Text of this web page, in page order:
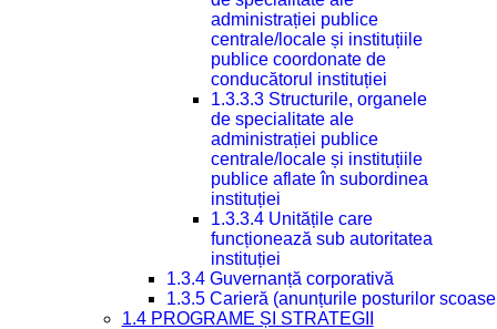
administrației publice
centrale/locale și instituțiile
publice coordonate de
conducătorul instituției
1.3.3.3 Structurile, organele
de specialitate ale
administrației publice
centrale/locale și instituțiile
publice aflate în subordinea
instituției
1.3.3.4 Unitățile care
funcționează sub autoritatea
instituției
1.3.4 Guvernanță corporativă
1.3.5 Carieră (anunțurile posturilor
1.4 PROGRAME ȘI STRATEGII